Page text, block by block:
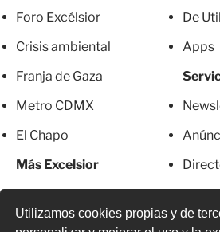
Utilizamos cookies propias y de
Foro Excélsior
Crisis ambiental
Franja de Gaza
Metro CDMX
El Chapo
Más Excelsior
Mujeres
De
Apps